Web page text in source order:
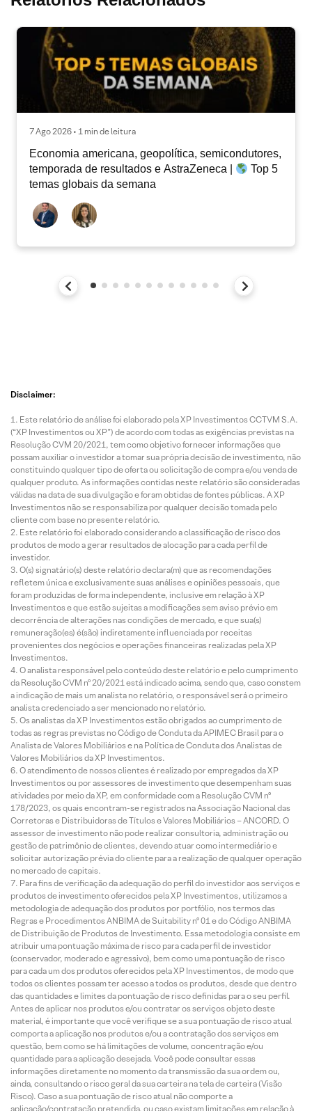
7 Ago 2026 • 1 min de leitura
Economia americana, geopolítica, semicondutores,
temporada de resultados e AstraZeneca |
Top 5
temas globais da semana
Disclaimer:
Este relatório de análise foi elaborado pela XP Investimentos CCTVM S.A.
(“XP Investimentos ou XP”) de acordo com todas as exigências previstas na
Resolução CVM 20/2021, tem como objetivo fornecer informações que
possam auxiliar o investidor a tomar sua própria decisão de investimento, não
constituindo qualquer tipo de oferta ou solicitação de compra e/ou venda de
qualquer produto. As informações contidas neste relatório são consideradas
válidas na data de sua divulgação e foram obtidas de fontes públicas. A XP
Investimentos não se responsabiliza por qualquer decisão tomada pelo
cliente com base no presente relatório.
Este relatório foi elaborado considerando a classificação de risco dos
produtos de modo a gerar resultados de alocação para cada perfil de
investidor.
O(s) signatário(s) deste relatório declara(m) que as recomendações
refletem única e exclusivamente suas análises e opiniões pessoais, que
foram produzidas de forma independente, inclusive em relação à XP
Investimentos e que estão sujeitas a modificações sem aviso prévio em
decorrência de alterações nas condições de mercado, e que sua(s)
remuneração(es) é(são) indiretamente influenciada por receitas
provenientes dos negócios e operações financeiras realizadas pela XP
Investimentos.
O analista responsável pelo conteúdo deste relatório e pelo cumprimento
da Resolução CVM nº 20/2021 está indicado acima, sendo que, caso constem
a indicação de mais um analista no relatório, o responsável será o primeiro
analista credenciado a ser mencionado no relatório.
Os analistas da XP Investimentos estão obrigados ao cumprimento de
todas as regras previstas no Código de Conduta da APIMEC Brasil para o
Analista de Valores Mobiliários e na Política de Conduta dos Analistas de
Valores Mobiliários da XP Investimentos.
O atendimento de nossos clientes é realizado por empregados da XP
Investimentos ou por assessores de investimento que desempenham suas
atividades por meio da XP, em conformidade com a Resolução CVM nº
178/2023, os quais encontram-se registrados na Associação Nacional das
Corretoras e Distribuidoras de Títulos e Valores Mobiliários – ANCORD. O
assessor de investimento não pode realizar consultoria, administração ou
gestão de patrimônio de clientes, devendo atuar como intermediário e
solicitar autorização prévia do cliente para a realização de qualquer operação
no mercado de capitais.
Para fins de verificação da adequação do perfil do investidor aos serviços e
produtos de investimento oferecidos pela XP Investimentos, utilizamos a
metodologia de adequação dos produtos por portfólio, nos termos das
Regras e Procedimentos ANBIMA de Suitability nº 01 e do Código ANBIMA
de Distribuição de Produtos de Investimento. Essa metodologia consiste em
atribuir uma pontuação máxima de risco para cada perfil de investidor
(conservador, moderado e agressivo), bem como uma pontuação de risco
para cada um dos produtos oferecidos pela XP Investimentos, de modo que
todos os clientes possam ter acesso a todos os produtos, desde que dentro
das quantidades e limites da pontuação de risco definidas para o seu perfil.
Antes de aplicar nos produtos e/ou contratar os serviços objeto deste
material, é importante que você verifique se a sua pontuação de risco atual
comporta a aplicação nos produtos e/ou a contratação dos serviços em
questão, bem como se há limitações de volume, concentração e/ou
quantidade para a aplicação desejada. Você pode consultar essas
informações diretamente no momento da transmissão da sua ordem ou,
ainda, consultando o risco geral da sua carteira na tela de carteira (Visão
Risco). Caso a sua pontuação de risco atual não comporte a
aplicação/contratação pretendida, ou caso existam limitações em relação à